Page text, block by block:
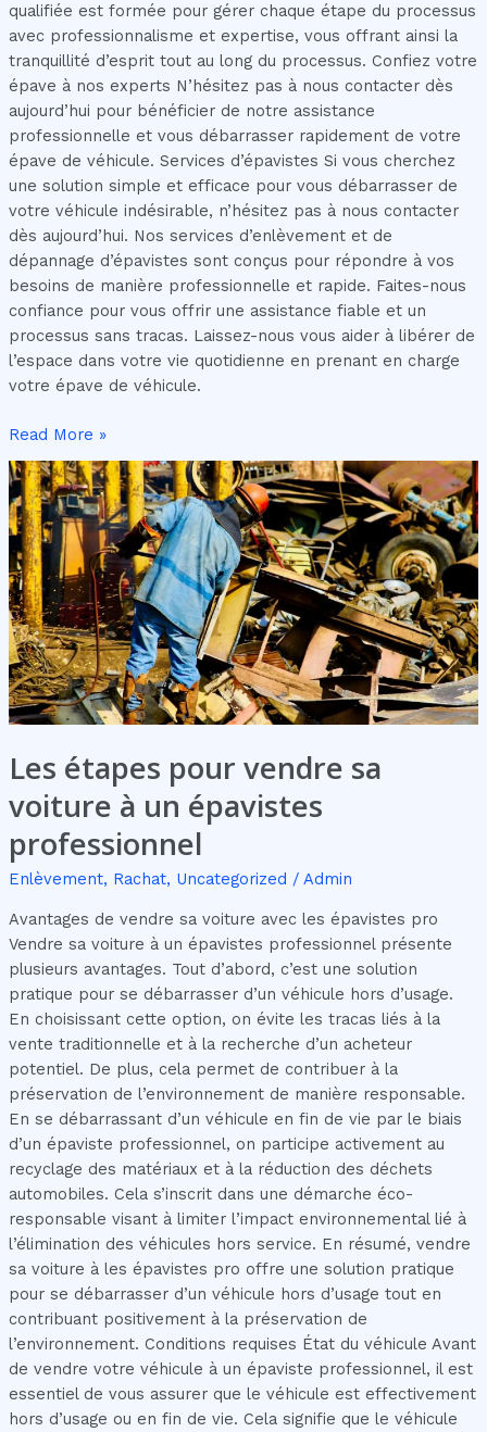
qualifiée est formée pour gérer chaque étape du processus
avec professionnalisme et expertise, vous offrant ainsi la
tranquillité d’esprit tout au long du processus. Confiez votre
épave à nos experts N’hésitez pas à nous contacter dès
aujourd’hui pour bénéficier de notre assistance
professionnelle et vous débarrasser rapidement de votre
épave de véhicule. Services d’épavistes Si vous cherchez
une solution simple et efficace pour vous débarrasser de
votre véhicule indésirable, n’hésitez pas à nous contacter
dès aujourd’hui. Nos services d’enlèvement et de
dépannage d’épavistes sont conçus pour répondre à vos
besoins de manière professionnelle et rapide. Faites-nous
confiance pour vous offrir une assistance fiable et un
processus sans tracas. Laissez-nous vous aider à libérer de
l’espace dans votre vie quotidienne en prenant en charge
votre épave de véhicule.
Read More »
Les étapes pour vendre sa
voiture à un épavistes
professionnel
Enlèvement, Rachat, Uncategorized / Admin
Avantages de vendre sa voiture avec les épavistes pro
Vendre sa voiture à un épavistes professionnel présente
plusieurs avantages. Tout d’abord, c’est une solution
pratique pour se débarrasser d’un véhicule hors d’usage.
En choisissant cette option, on évite les tracas liés à la
vente traditionnelle et à la recherche d’un acheteur
potentiel. De plus, cela permet de contribuer à la
préservation de l’environnement de manière responsable.
En se débarrassant d’un véhicule en fin de vie par le biais
d’un épaviste professionnel, on participe activement au
recyclage des matériaux et à la réduction des déchets
automobiles. Cela s’inscrit dans une démarche éco-
responsable visant à limiter l’impact environnemental lié à
l’élimination des véhicules hors service. En résumé, vendre
sa voiture à les épavistes pro offre une solution pratique
pour se débarrasser d’un véhicule hors d’usage tout en
contribuant positivement à la préservation de
l’environnement. Conditions requises État du véhicule Avant
de vendre votre véhicule à un épaviste professionnel, il est
essentiel de vous assurer que le véhicule est effectivement
hors d’usage ou en fin de vie. Cela signifie que le véhicule
Les
étapes
pour
vendre
sa
voiture
à
un
épavistes
professionnel